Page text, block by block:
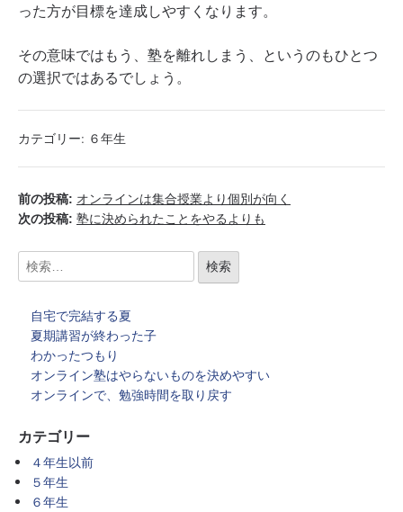
った方が目標を達成しやすくなります。
その意味ではもう、塾を離れしまう、というのもひとつ
の選択ではあるでしょう。
カテゴリー: ６年生
前の投稿: オンラインは集合授業より個別が向く
次の投稿: 塾に決められたことをやるよりも
自宅で完結する夏
夏期講習が終わった子
わかったつもり
オンライン塾はやらないものを決めやすい
オンラインで、勉強時間を取り戻す
カテゴリー
４年生以前
５年生
６年生